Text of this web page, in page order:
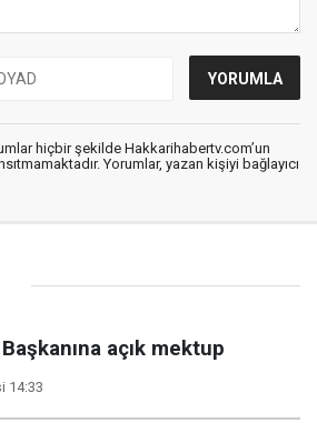
hiçbir şekilde Hakkarihabertv.com’un
Yorumlar, yazan kişiyi bağlayıcı
açık mektup
14:33